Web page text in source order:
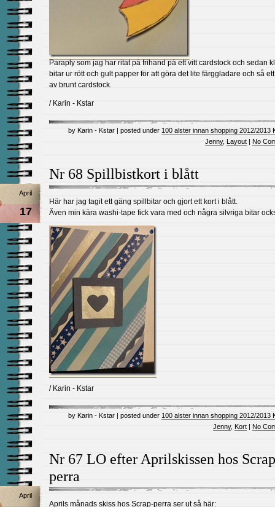
Paraply som jag har ritat på frihand på ett vitt cardstock och sedan
bitar ur rött och gult papper för att göra det lite färggladare och så
av brunt cardstock.
/ Karin - Kstar
by Karin - Kstar | posted under 100 alster innan shopping 2012/2013
Jenny, Layout | No
Nr 68 Spillbistkort i blått
April
17
Här har jag tagit ett gäng spillbitar och gjort ett kort i blått.
Även min kära washi-tape fick vara med och några silvriga bitar
/ Karin - Kstar
by Karin - Kstar | posted under 100 alster innan shopping 2012/2013
Jenny, Kort | No
Nr 67 LO efter Aprilskissen hos
perra
April
Aprils månads skiss hos Scrap-perra ser ut så här: